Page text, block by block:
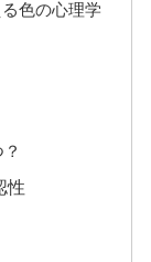
色の心理学
性